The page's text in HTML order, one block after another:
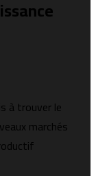
à trouver le
marchés